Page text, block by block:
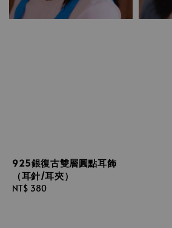
925銀復古雙層圓點耳飾
（耳針/耳夾）
Regular
NT$ 380